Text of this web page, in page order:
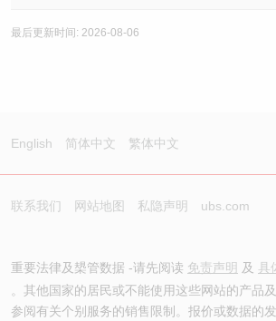
最后更新时间: 2026-08-06
English 简体中文 繁体中文
联系我们 网站地图 私隐声明 ubs.com
重要法律及槼管数据 -请先阅读 免责声明 及 具
。其他国家的居民或不能使用这些网站的产品
参阅有关个别服务的销售限制。报价或数据的